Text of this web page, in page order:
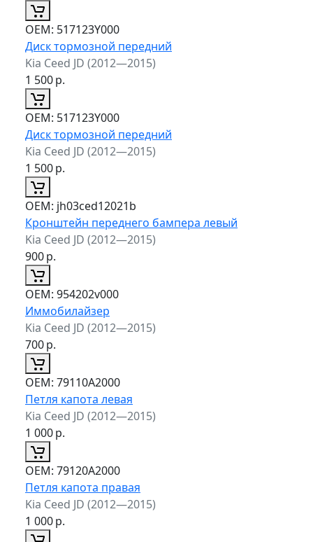
ОЕМ: 517123Y000
Диск тормозной передний
Kia Ceed JD (2012—2015)
1 500р.
ОЕМ: 517123Y000
Диск тормозной передний
Kia Ceed JD (2012—2015)
1 500р.
ОЕМ: jh03ced12021b
Кронштейн переднего бампера левый
Kia Ceed JD (2012—2015)
900р.
ОЕМ: 954202v000
Иммобилайзер
Kia Ceed JD (2012—2015)
700р.
ОЕМ: 79110A2000
Петля капота левая
Kia Ceed JD (2012—2015)
1 000р.
ОЕМ: 79120A2000
Петля капота правая
Kia Ceed JD (2012—2015)
1 000р.